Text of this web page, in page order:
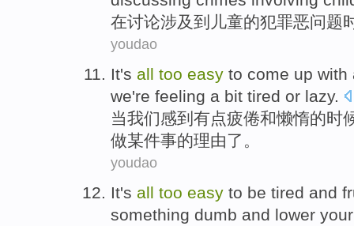
在讨论涉及到 儿童的犯罪恶问题
youdao
It's all too easy to come up with
we're feeling a bit tired or lazy.
当我们感到 有点疲倦和懒惰的时
做某件事的理由了。
youdao
It's all too easy to be tired and
something dumb and lower your